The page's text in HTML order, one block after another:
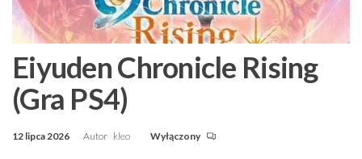
Eiyuden Chronicle Rising
(Gra PS4)
12 lipca 2026 Autor kleo Wyłączony